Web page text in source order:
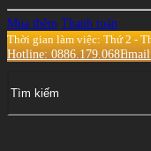
Mua thêm Thanh toán
Thời gian làm việc: Thứ 2 -
Hotline: 0886.179.068